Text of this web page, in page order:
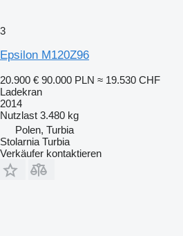
3
Epsilon M120Z96
20.900 € 90.000 PLN ≈ 19.530 CHF
Ladekran
2014
Nutzlast 3.480 kg
Polen, Turbia
Stolarnia Turbia
Verkäufer kontaktieren